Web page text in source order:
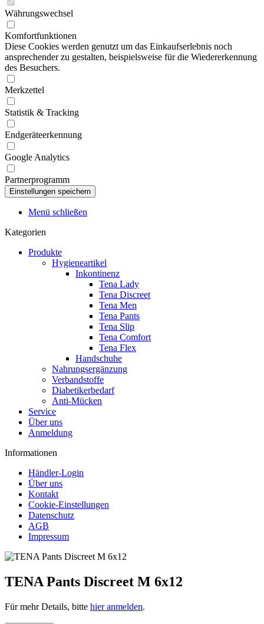
Währungswechsel
Komfortfunktionen
Diese Cookies werden genutzt um das Einkaufserlebnis noch
ansprechender zu gestalten, beispielsweise für die Wiedererkennung
des Besuchers.
Merkzettel
Statistik & Tracking
Endgeräteerkennung
Google Analytics
Partnerprogramm
Menü schließen
Kategorien
Produkte
Hygieneartikel
Inkontinenz
Tena Lady
Tena Discreet
Tena Men
Tena Pants
Tena Slip
Tena Comfort
Tena Flex
Handschuhe
Nahrungsergänzung
Verbandstoffe
Diabetikerbedarf
Anti-Mücken
Service
Über uns
Anmeldung
Informationen
Händler-Login
Über uns
Kontakt
Cookie-Einstellungen
Datenschutz
AGB
Impressum
TENA Pants Discreet M 6x12
Für mehr Details, bitte hier anmelden.